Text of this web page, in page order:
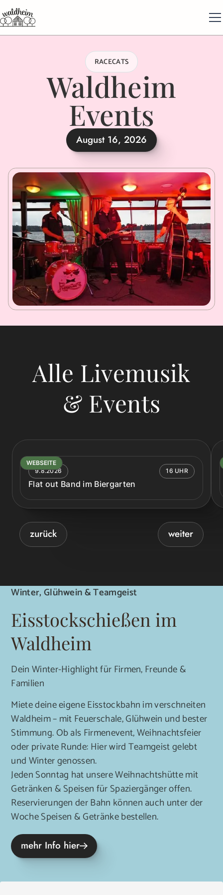
RACECATS
Waldheim
Events
August 16, 2026
Alle Livemusik
& Events
WEBSEITE
9.8.2026
16 UHR
Flat out Band im Biergarten
zurück weiter
Winter, Glühwein & Teamgeist
Eisstockschießen im
Waldheim
Dein Winter-Highlight für Firmen, Freunde &
Familien
Miete deine eigene Eisstockbahn im verschneiten
Waldheim – mit Feuerschale, Glühwein und bester
Stimmung. Ob als Firmenevent, Weihnachtsfeier
oder private Runde: Hier wird Teamgeist gelebt
und Winter genossen.
Jeden Sonntag hat unsere Weihnachtshütte mit
Getränken & Speisen für Spaziergänger offen.
Reservierungen der Bahn können auch unter der
Woche Speisen & Getränke bestellen.
mehr Info hier